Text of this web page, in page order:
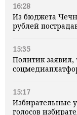
16:28
Из бюджета
рублей
15:35
Политик заявил,
15:17
Избирательные
голосов